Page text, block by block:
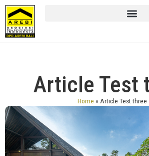
Article Test
Home » Article Test three